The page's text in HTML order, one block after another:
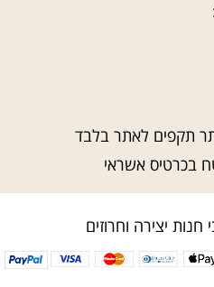
תקפים לאתר בלבד
בכרטיס אשראי